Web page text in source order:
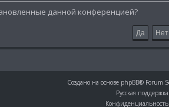
данной конференцией?
Создано на основе phpBB® Forum
Русская
Конфиденциальность